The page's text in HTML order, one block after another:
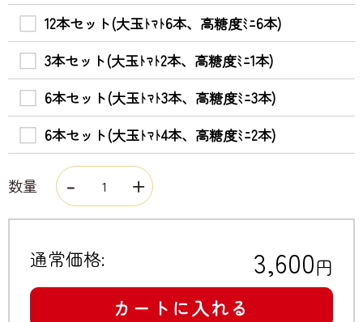
12本セット(大玉ﾄﾏﾄ6本、高糖度ﾐﾆ6本)
3本セット(大玉ﾄﾏﾄ2本、高糖度ﾐﾆ1本)
6本セット(大玉ﾄﾏﾄ3本、高糖度ﾐﾆ3本)
6本セット(大玉ﾄﾏﾄ4本、高糖度ﾐﾆ2本)
数量
通常価格: 3,600円
カートに入れる